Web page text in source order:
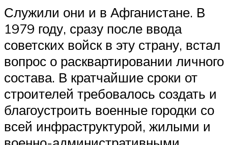
Служили они и в Афганистане. В
1979 году, сразу после ввода
советских войск в эту страну, встал
вопрос о расквартировании личного
состава. В кратчайшие сроки от
строителей требовалось создать и
благоустроить военные городки со
всей инфраструктурой, жилыми и